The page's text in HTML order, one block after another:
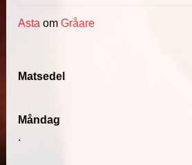
Asta omGråare
Matsedel
Måndag
.